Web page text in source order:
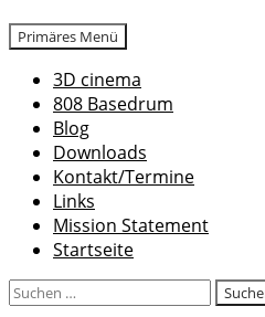
Suchen
Primäres Menü
springen
3D cinema
808 Basedrum
Blog
Downloads
Kontakt/Termine
Links
Mission Statement
Startseite
Suchen